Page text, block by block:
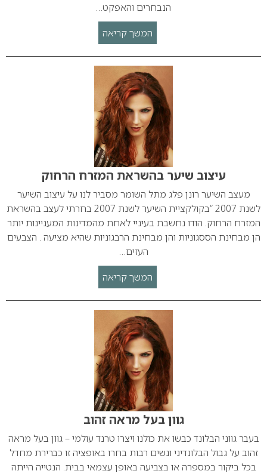
הנבחרים והאפקט…
המשך קריאה
עיצוב שיער בהשראת המזרח הרחוק
מעצב השיער רונן פלג מתל השומר מסביר לנו על עיצוב השיער
לשנת 2007 “בקולקציית השיער לשנת 2007 בחרתי לעצב בהשראת
המזרח הרחוק. הודו נחשבת בעיניי לאחת מהמדינות המעניינות יותר
הן מבחינת הססגוניות והן מבחינת הרבגוניות שהיא מציעה . הצבעים
העזים…
המשך קריאה
גוון בעל מראה זהוב
בעבר גווני הבלונד כבשו את כולנו ויצרו טרנד עולמי – גוון בעל מראה
זהוב על גבול הבלונדיני ונשים רבות בחרו באופציה זו כברירת מחדל
בכל ביקור במספרה או בצביעה באופן עצמאי בבית. הנטייה הייתה